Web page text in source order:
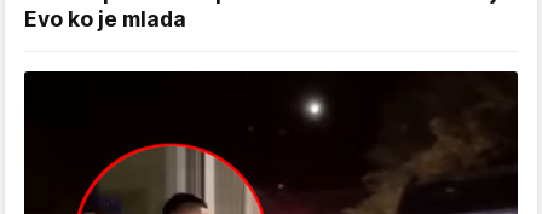
Evo ko je mlada